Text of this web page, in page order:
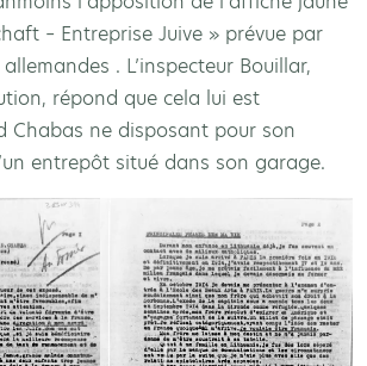
– Entreprise Juive » prévue par
. L’inspecteur Bouillar,
répond que cela lui est
Chabas ne disposant pour son
entrepôt situé dans son garage.